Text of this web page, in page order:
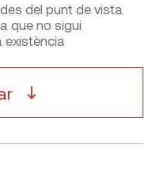
del punt de vista
que no sigui
existència